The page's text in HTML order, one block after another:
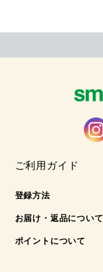
ご利用ガイド
登録方法
お届け・返品について
ポイントについて